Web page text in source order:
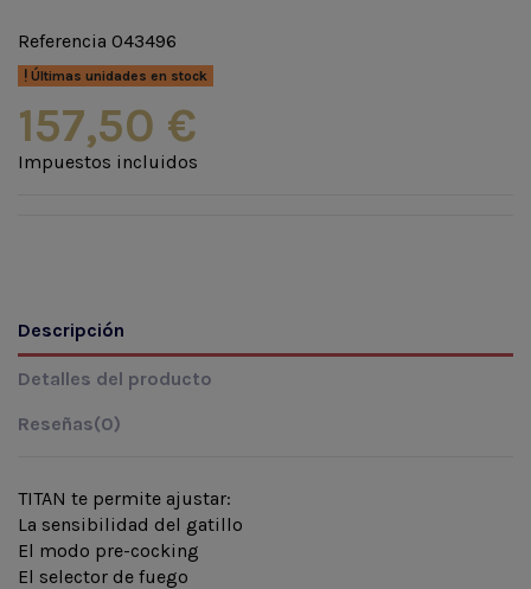
Referencia 043496
Últimas unidades en stock
157,50 €
Impuestos incluidos
Descripción
Detalles del producto
Reseñas(0)
TITAN te permite ajustar:
La sensibilidad del gatillo
El modo pre-cocking
El selector de fuego